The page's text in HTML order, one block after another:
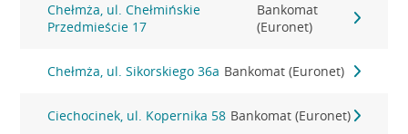
Chełmża, ul. Chełmińskie
Przedmieście 17
Bankomat
(Euronet)
Chełmża, ul. Sikorskiego 36a Bankomat (Euronet)
Ciechocinek, ul. Kopernika 58 Bankomat (Euronet)